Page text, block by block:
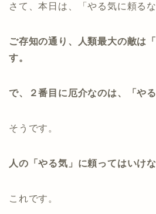
さて、本日は、「やる気に頼るな
ご存知の通り、人類最大の敵は
す。
で、２番目に厄介なのは、「やる
そうです。
人の「やる気」に頼ってはいけ
これです。